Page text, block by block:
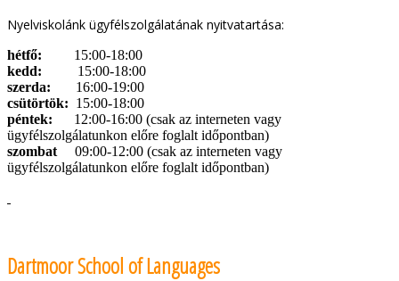
Nyelviskolánk ügyfélszolgálatának nyitvatartása:
hétfő: 15:00-18:00
kedd: 15:00-18:00
szerda: 16:00-19:00
csütörtök: 15:00-18:00
péntek: 12:00-16:00 (csak az interneten vagy
ügyfélszolgálatunkon előre foglalt időpontban)
szombat 09:00-12:00 (csak az interneten vagy
ügyfélszolgálatunkon előre foglalt időpontban)
Dartmoor School of Languages